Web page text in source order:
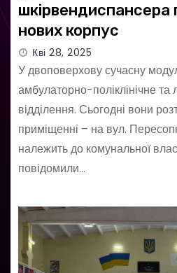
нових корпус
Кві 28, 2025
У двоповерхову сучасну
амбулаторно-поліклінічне та
відділення. Сьогодні вони
приміщенні – на вул.
належить до комунальної
повідомили…